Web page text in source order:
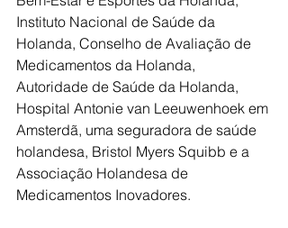
Instituto Nacional de Saúde da
Holanda, Conselho de Avaliação de
Medicamentos da Holanda,
Autoridade de Saúde da Holanda,
Hospital Antonie van Leeuwenhoek em
Amsterdã, uma seguradora de saúde
holandesa, Bristol Myers Squibb e a
Associação Holandesa de
Medicamentos Inovadores.